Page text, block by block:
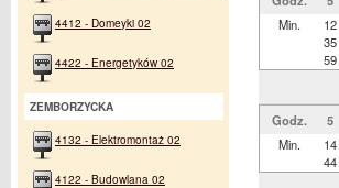
Min.
12
35
59
Godz. 5
Min.
14
44
4412 - Domeyki 02
4422 - Energetyków 02
ZEMBORZYCKA
4132 - Elektromontaż 02
4122 - Budowlana 02